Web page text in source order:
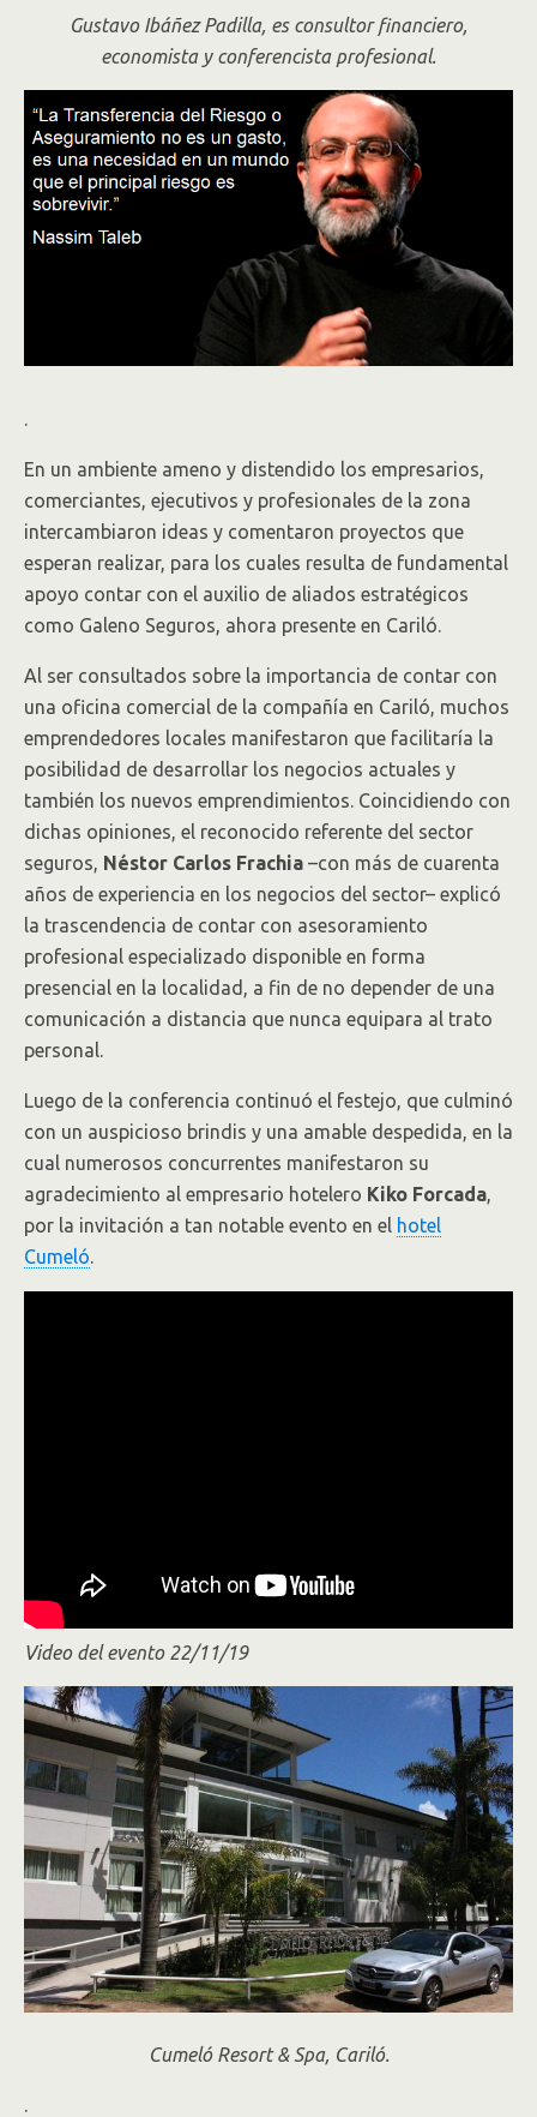
Gustavo Ibáñez Padilla, es consultor financiero,
economista y conferencista profesional.
.
En un ambiente ameno y distendido los empresarios,
comerciantes, ejecutivos y profesionales de la zona
intercambiaron ideas y comentaron proyectos que
esperan realizar, para los cuales resulta de fundamental
apoyo contar con el auxilio de aliados estratégicos
como Galeno Seguros, ahora presente en Cariló.
Al ser consultados sobre la importancia de contar con
una oficina comercial de la compañía en Cariló, muchos
emprendedores locales manifestaron que facilitaría la
posibilidad de desarrollar los negocios actuales y
también los nuevos emprendimientos. Coincidiendo con
dichas opiniones, el reconocido referente del sector
seguros, Néstor Carlos Frachia –con más de cuarenta
años de experiencia en los negocios del sector– explicó
la trascendencia de contar con asesoramiento
profesional especializado disponible en forma
presencial en la localidad, a fin de no depender de una
comunicación a distancia que nunca equipara al trato
personal.
Luego de la conferencia continuó el festejo, que culminó
con un auspicioso brindis y una amable despedida, en la
cual numerosos concurrentes manifestaron su
agradecimiento al empresario hotelero Kiko Forcada,
por la invitación a tan notable evento en el hotel
Cumeló.
Video del evento 22/11/19
Cumeló Resort & Spa, Cariló.
.